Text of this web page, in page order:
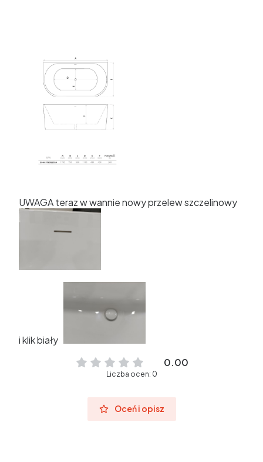
UWAGA teraz w wannie nowy przelew szczelinowy
i klik biały
0.00
Liczba ocen: 0
Oceń i opisz